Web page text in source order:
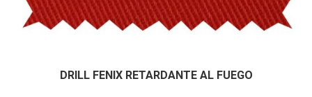
DRILL FENIX RETARDANTE AL FUEGO